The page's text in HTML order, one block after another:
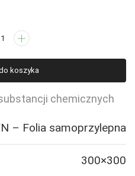
koszyka
chemicznych
– Folia samoprzylepna
300×300